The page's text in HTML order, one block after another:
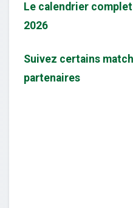
Le calendrier
2026
Suivez certains
partenaires